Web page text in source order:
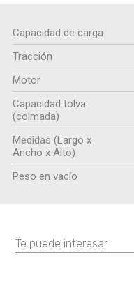
Capacidad de carga
Tracción
Motor
Capacidad tolva
(colmada)
Medidas (Largo x
Ancho x Alto)
Peso en vacío
Te puede interesar